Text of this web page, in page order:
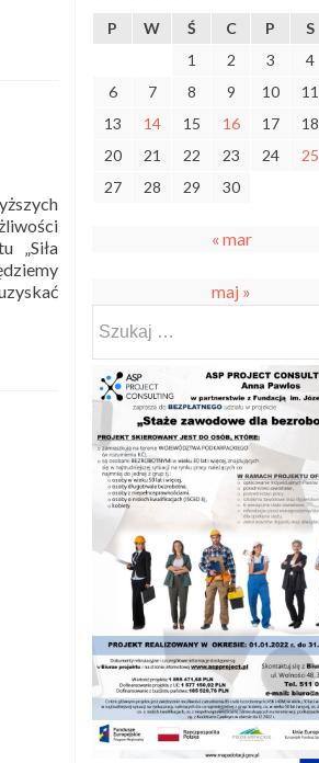
„Siła
P W Ś C P S
1
2 3 4
6
7 8 9 10 11
13
14 15 16 17 18
20
21 22 23 24 25
27
28 29 30
« mar
maj »